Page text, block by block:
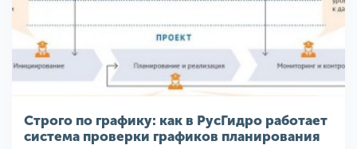
Строго по графику: как в РусГидро работает
система проверки графиков планирования